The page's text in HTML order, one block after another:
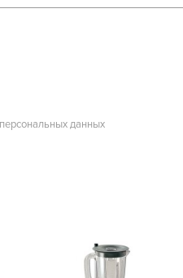
данных